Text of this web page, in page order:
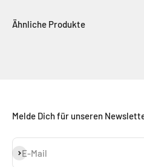
Melde Dich für unseren
E-Mail
Abonnieren